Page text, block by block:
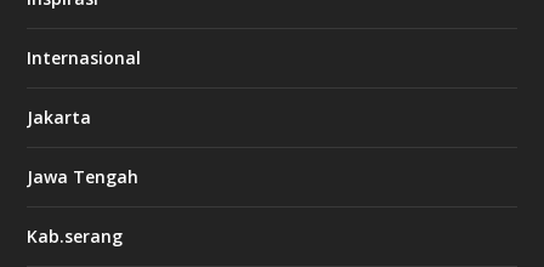
Internasional
Jakarta
Jawa Tengah
Kab.serang